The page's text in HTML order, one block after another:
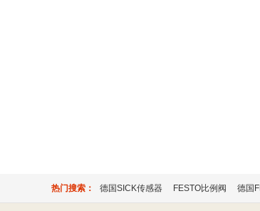
热门搜索： 德国SICK传感器 FESTO比例阀 德国